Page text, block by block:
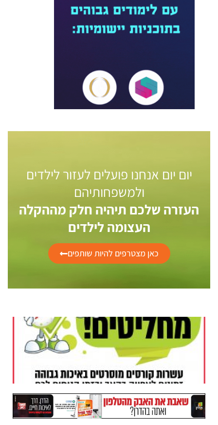
יום יום אנחנו פועלים לעזור לילדים
ולמשפחותיהם
העזרה שלכם תיהיה חלק מההקלה
העצומה לילדים
כאן מצטרפים להיות שותפים